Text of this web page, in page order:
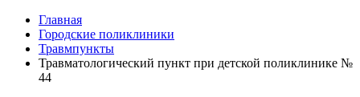
Главная
Городские поликлиники
Травмпункты
Травматологический пункт при детской поликлинике №
44